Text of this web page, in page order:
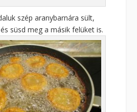
szép aranybarnára sült,
süsd meg a másik felüket is.